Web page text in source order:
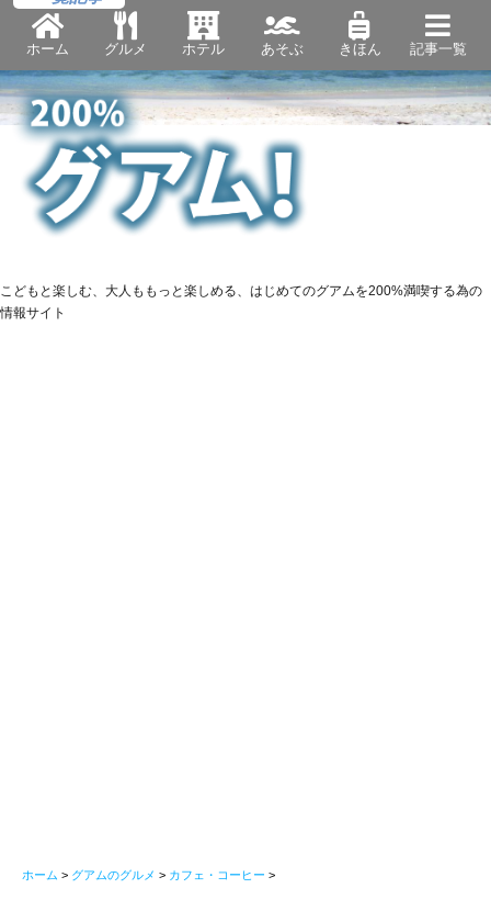
ホーム グルメ ホテル あそぶ きほん 記事一覧
こどもと楽しむ、大人ももっと楽しめる、はじめてのグアムを200%満喫する為の
情報サイト
ホーム > グアムのグルメ > カフェ・コーヒー >